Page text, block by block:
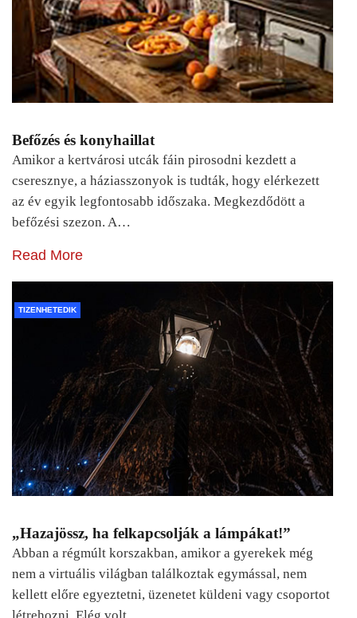
Befőzés és konyhaillat
Amikor a kertvárosi utcák fáin pirosodni kezdett a
cseresznye, a háziasszonyok is tudták, hogy elérkezett
az év egyik legfontosabb időszaka. Megkezdődött a
befőzési szezon. A…
Read More
TIZENHETEDIK
„Hazajössz, ha felkapcsolják a lámpákat!”
Abban a régmúlt korszakban, amikor a gyerekek még
nem a virtuális világban találkoztak egymással, nem
kellett előre egyeztetni, üzenetet küldeni vagy csoportot